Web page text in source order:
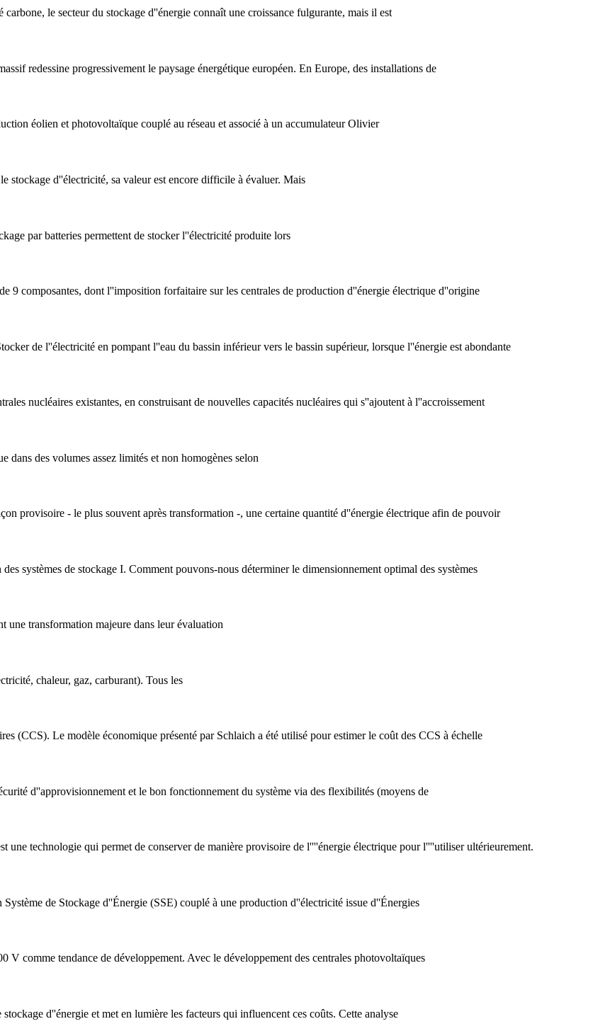
le secteur du stockage d''énergie connaît une croissance fulgurante, mais il est
redessine progressivement le paysage énergétique européen. En Europe, des installations de
éolien et photovoltaïque couplé au réseau et associé à un accumulateur Olivier
stockage d''électricité, sa valeur est encore difficile à évaluer. Mais
par batteries permettent de stocker l''électricité produite lors
9 composantes, dont l''imposition forfaitaire sur les centrales de production d''énergie électrique d''origine
de l''électricité en pompant l''eau du bassin inférieur vers le bassin supérieur, lorsque l''énergie est abondante
nucléaires existantes, en construisant de nouvelles capacités nucléaires qui s''ajoutent à l''accroissement
des volumes assez limités et non homogènes selon
provisoire - le plus souvent après transformation -, une certaine quantité d''énergie électrique afin de pouvoir
systèmes de stockage I. Comment pouvons-nous déterminer le dimensionnement optimal des systèmes
une transformation majeure dans leur évaluation
chaleur, gaz, carburant). Tous les
(CCS). Le modèle économique présenté par Schlaich a été utilisé pour estimer le coût des CCS à échelle
d''approvisionnement et le bon fonctionnement du système via des flexibilités (moyens de
une technologie qui permet de conserver de manière provisoire de l''''énergie électrique pour l''''utiliser ultérieurement.
de Stockage d''Énergie (SSE) couplé à une production d''électricité issue d''Énergies
comme tendance de développement. Avec le développement des centrales photovoltaïques
d''énergie et met en lumière les facteurs qui influencent ces coûts. Cette analyse